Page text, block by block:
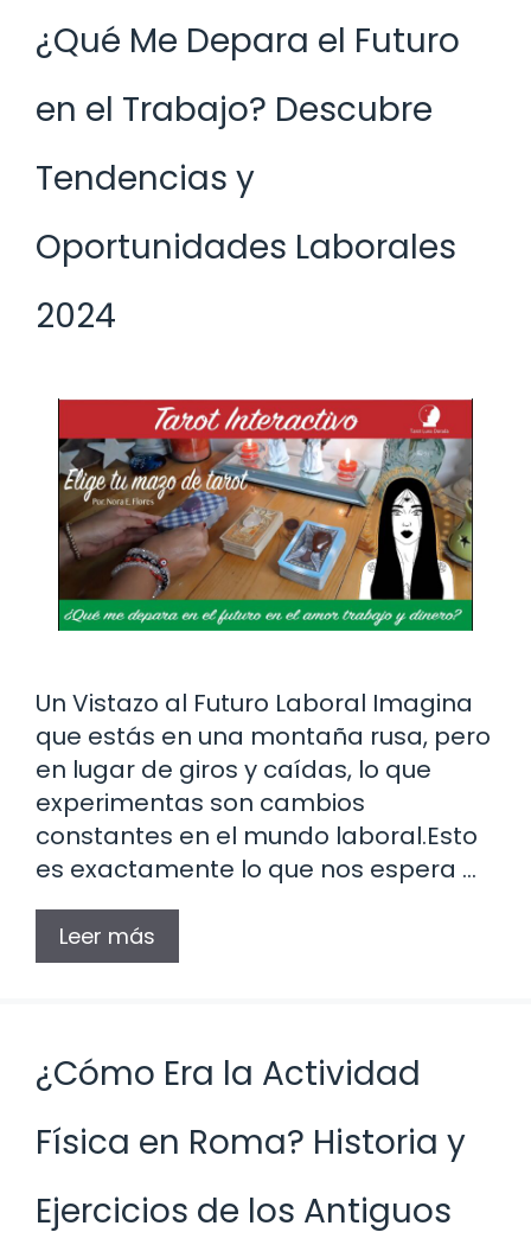
¿Qué Me Depara el Futuro
en el Trabajo? Descubre
Tendencias y
Oportunidades Laborales
2024
Un Vistazo al Futuro Laboral Imagina
que estás en una montaña rusa, pero
en lugar de giros y caídas, lo que
experimentas son cambios
constantes en el mundo laboral.Esto
es exactamente lo que nos espera …
Leer más
¿Cómo Era la Actividad
Física en Roma? Historia y
Ejercicios de los Antiguos